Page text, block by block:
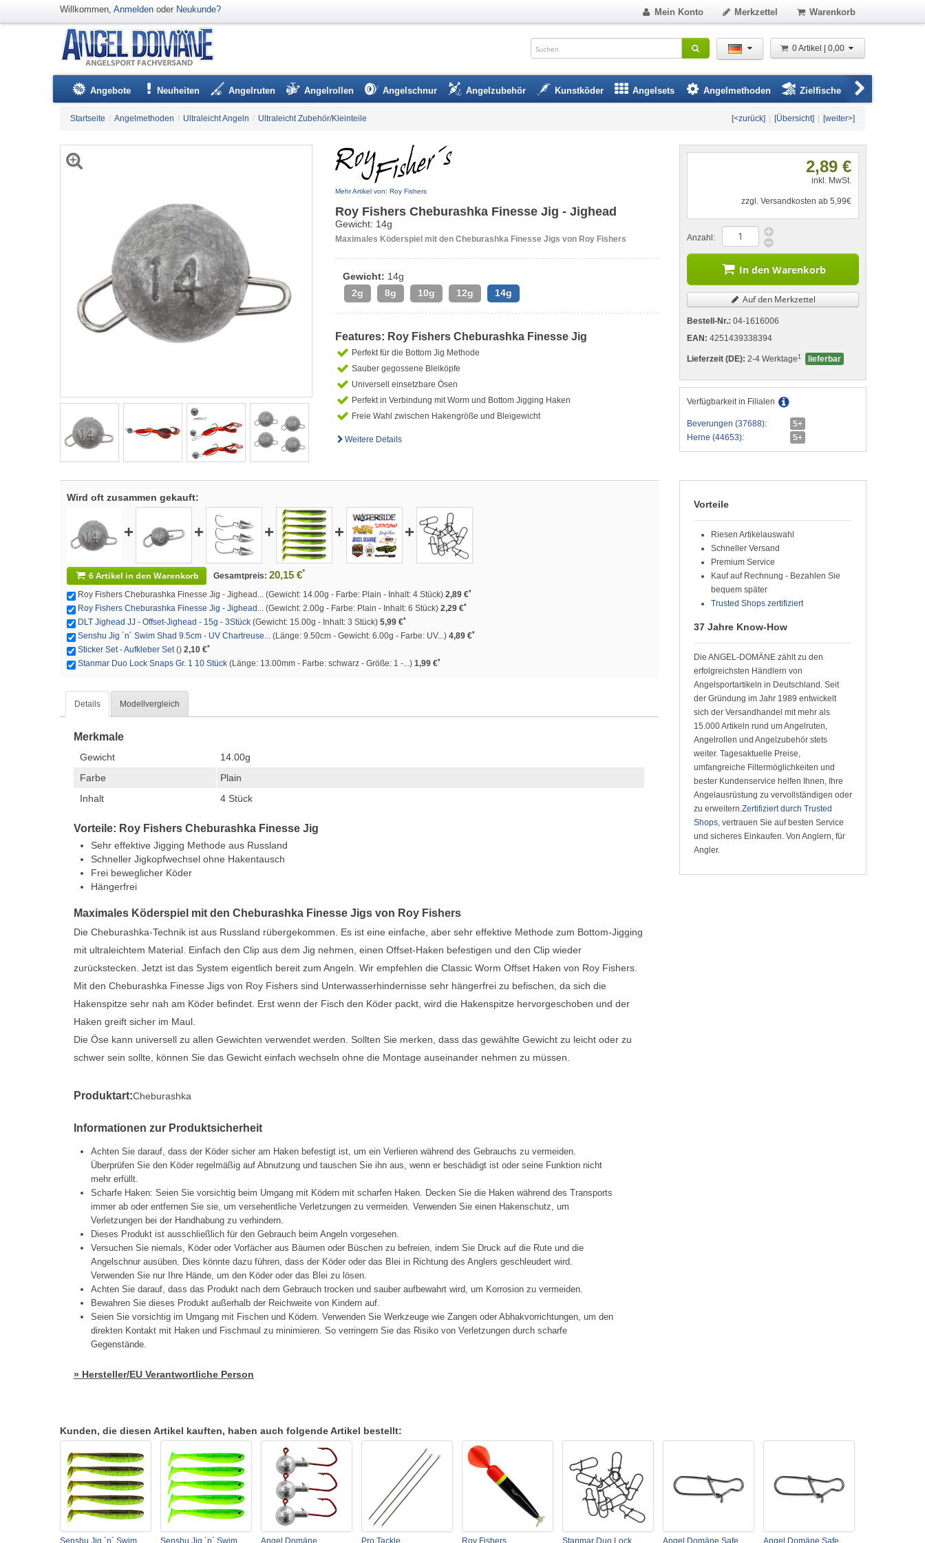
Willkommen, Anmelden oder Neukunde? Mein Konto Merkzettel Warenkorb
0 Artikel | 0,00
Angebote Neuheiten Angelruten Angelrollen Angelschnur Angelzubehör Kunstköder Angelsets Angelmethoden Zielfische
Startseite / Angelmethoden / Ultraleicht Angeln / Ultraleicht Zubehör/Kleinteile [<zurück] [Übersicht] [weiter>]
Mehr Artikel von: Roy Fishers
Roy Fishers Cheburashka Finesse Jig - Jighead
Gewicht: 14g
Maximales Köderspiel mit den Cheburashka Finesse Jigs von Roy Fishers
Gewicht: 14g
2g 8g 10g 12g 14g
Features: Roy Fishers Cheburashka Finesse Jig
Perfekt für die Bottom Jig Methode
Sauber gegossene Bleiköpfe
Universell einsetzbare Ösen
Perfekt in Verbindung mit Worm und Bottom Jigging Haken
Freie Wahl zwischen Hakengröße und Bleigewicht
Weitere Details
2,89 €
inkl. MwSt.
zzgl. Versandkosten ab 5,99€
Anzahl:
In den Warenkorb
Auf den Merkzettel
Bestell-Nr.: 04-1616006
EAN: 4251439338394
Lieferzeit (DE): 2-4 Werktage 1 lieferbar
Verfügbarkeit in Filialen
Beverungen (37688):
5+
Herne (44653):
5+
Wird oft zusammen gekauft:
+ + + + +
6 Artikel in den Warenkorb Gesamtpreis: 20,15 €*
Roy Fishers Cheburashka Finesse Jig - Jighead... (Gewicht: 14.00g - Farbe: Plain - Inhalt: 4 Stück) 2,89 €*
Roy Fishers Cheburashka Finesse Jig - Jighead... (Gewicht: 2.00g - Farbe: Plain - Inhalt: 6 Stück) 2,29 €*
DLT Jighead JJ - Offset-Jighead - 15g - 3Stück (Gewicht: 15.00g - Inhalt: 3 Stück) 5,99 €*
Senshu Jig ´n´ Swim Shad 9.5cm - UV Chartreuse... (Länge: 9.50cm - Gewicht: 6.00g - Farbe: UV...) 4,89 €*
Sticker Set - Aufkleber Set() 2,10 €*
Stanmar Duo Lock Snaps Gr. 1 10 Stück (Länge: 13.00mm - Farbe: schwarz - Größe: 1 -...) 1,99 €*
Details Modellvergleich
Merkmale
Gewicht
14.00g
Farbe
Plain
Inhalt
4 Stück
Vorteile: Roy Fishers Cheburashka Finesse Jig
Sehr effektive Jigging Methode aus Russland
Schneller Jigkopfwechsel ohne Hakentausch
Frei beweglicher Köder
Hängerfrei
Maximales Köderspiel mit den Cheburashka Finesse Jigs von Roy Fishers
Die Cheburashka-Technik ist aus Russland rübergekommen. Es ist eine einfache, aber sehr effektive Methode zum Bottom-Jigging
mit ultraleichtem Material. Einfach den Clip aus dem Jig nehmen, einen Offset-Haken befestigen und den Clip wieder
zurückstecken. Jetzt ist das System eigentlich bereit zum Angeln. Wir empfehlen die Classic Worm Offset Haken von Roy Fishers.
Mit den Cheburashka Finesse Jigs von Roy Fishers sind Unterwasserhindernisse sehr hängerfrei zu befischen, da sich die
Hakenspitze sehr nah am Köder befindet. Erst wenn der Fisch den Köder packt, wird die Hakenspitze hervorgeschoben und der
Haken greift sicher im Maul.
Die Öse kann universell zu allen Gewichten verwendet werden. Sollten Sie merken, dass das gewählte Gewicht zu leicht oder zu
schwer sein sollte, können Sie das Gewicht einfach wechseln ohne die Montage auseinander nehmen zu müssen.
Produktart:Cheburashka
Informationen zur Produktsicherheit
Achten Sie darauf, dass der Köder sicher am Haken befestigt ist, um ein Verlieren während des Gebrauchs zu vermeiden.
Überprüfen Sie den Köder regelmäßig auf Abnutzung und tauschen Sie ihn aus, wenn er beschädigt ist oder seine Funktion nicht
mehr erfüllt.
Scharfe Haken: Seien Sie vorsichtig beim Umgang mit Ködern mit scharfen Haken. Decken Sie die Haken während des Transports
immer ab oder entfernen Sie sie, um versehentliche Verletzungen zu vermeiden. Verwenden Sie einen Hakenschutz, um
Verletzungen bei der Handhabung zu verhindern.
Dieses Produkt ist ausschließlich für den Gebrauch beim Angeln vorgesehen.
Versuchen Sie niemals, Köder oder Vorfächer aus Bäumen oder Büschen zu befreien, indem Sie Druck auf die Rute und die
Angelschnur ausüben. Dies könnte dazu führen, dass der Köder oder das Blei in Richtung des Anglers geschleudert wird.
Verwenden Sie nur Ihre Hände, um den Köder oder das Blei zu lösen.
Achten Sie darauf, dass das Produkt nach dem Gebrauch trocken und sauber aufbewahrt wird, um Korrosion zu vermeiden.
Bewahren Sie dieses Produkt außerhalb der Reichweite von Kindern auf.
Seien Sie vorsichtig im Umgang mit Fischen und Ködern. Verwenden Sie Werkzeuge wie Zangen oder Abhakvorrichtungen, um den
direkten Kontakt mit Haken und Fischmaul zu minimieren. So verringern Sie das Risiko von Verletzungen durch scharfe
Gegenstände.
» Hersteller/EU Verantwortliche Person
Vorteile
Riesen Artikelauswahl
Schneller Versand
Premium Service
Kauf auf Rechnung - Bezahlen Sie
bequem später
Trusted Shops zertifiziert
37 Jahre Know-How
Die ANGEL-DOMÄNE zählt zu den
erfolgreichsten Händlern von
Angelsportartikeln in Deutschland. Seit
der Gründung im Jahr 1989 entwickelt
sich der Versandhandel mit mehr als
15.000 Artikeln rund um Angelruten,
Angelrollen und Angelzubehör stets
weiter. Tagesaktuelle Preise,
umfangreiche Filtermöglichkeiten und
bester Kundenservice helfen Ihnen, Ihre
Angelausrüstung zu vervollständigen oder
zu erweitern.Zertifiziert durch Trusted
Shops, vertrauen Sie auf besten Service
und sicheres Einkaufen. Von Anglern, für
Angler.
Kunden, die diesen Artikel kauften, haben auch folgende Artikel bestellt:
Senshu Jig ´n´ Swim Senshu Jig ´n´ Swim Angel Domäne Pro Tackle Roy Fishers Stanmar Duo Lock Angel Domäne Safe Angel Domäne Safe